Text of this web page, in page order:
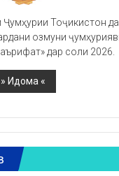
Ҷумҳурии Тоҷикистон
озмуни
дар соли 2026.